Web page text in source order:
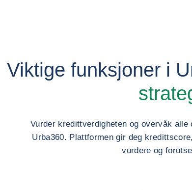
Viktige funksjoner i
Vurder kredittverdigheten og overvåk
Urba360. Plattformen gir deg
vurdere og